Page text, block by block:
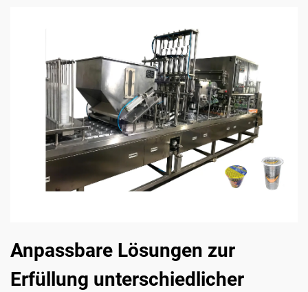
Anpassbare Lösungen zur
Erfüllung unterschiedlicher